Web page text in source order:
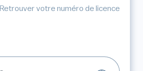
Retrouver votre numéro de licence